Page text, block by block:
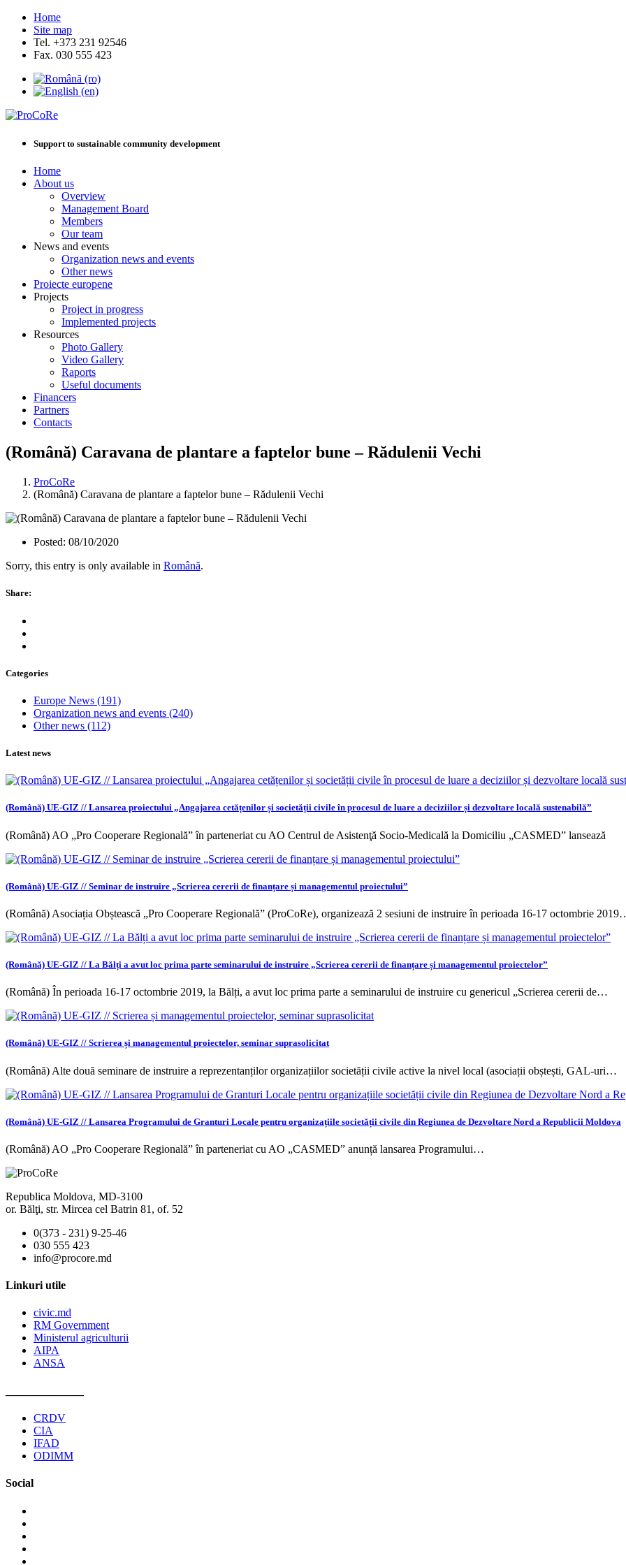
Home
Site map
Tel. +373 231 92546
Fax. 030 555 423
Support to sustainable community development
Home
About us
Overview
Management Board
Members
Our team
News and events
Organization news and events
Other news
Proiecte europene
Projects
Project in progress
Implemented projects
Resources
Photo Gallery
Video Gallery
Raports
Useful documents
Financers
Partners
Contacts
(Română) Caravana de plantare a faptelor bune – Rădulenii Vechi
ProCoRe
(Română) Caravana de plantare a faptelor bune – Rădulenii Vechi
Posted: 08/10/2020
Sorry, this entry is only available in Română.
Share:
Categories
Europe News (191)
Organization news and events (240)
Other news (112)
Latest news
(Română) UE-GIZ // Lansarea proiectului „Angajarea cetățenilor și societății civile în procesul de luare a deciziilor și dezvoltare locală sustenabilă”
(Română) AO „Pro Cooperare Regională” în parteneriat cu AO Centrul de Asistenţă Socio-Medicală la Domiciliu „CASMED” lansează
(Română) UE-GIZ // Seminar de instruire „Scrierea cererii de finanțare și managementul proiectului”
(Română) Asociația Obștească „Pro Cooperare Regională” (ProCoRe), organizează 2 sesiuni de instruire în perioada 16-17 octombrie
(Română) UE-GIZ // La Bălți a avut loc prima parte seminarului de instruire „Scrierea cererii de finanțare și managementul proiectelor”
(Română) În perioada 16-17 octombrie 2019, la Bălți, a avut loc prima parte a seminarului de instruire cu genericul „Scrierea cererii de…
(Română) UE-GIZ // Scrierea și managementul proiectelor, seminar suprasolicitat
(Română) Alte două seminare de instruire a reprezentanților organizațiilor societății civile active la nivel local (asociații obștești, GAL-uri…
(Română) UE-GIZ // Lansarea Programului de Granturi Locale pentru organizațiile societății civile din Regiunea de Dezvoltare Nord a Republicii Moldova
(Română) AO „Pro Cooperare Regională” în parteneriat cu AO „CASMED” anunță lansarea Programului…
Republica Moldova, MD-3100
or. Bălţi, str. Mircea cel Batrin 81, of. 52
0(373 - 231) 9-25-46
030 555 423
info@procore.md
Linkuri utile
civic.md
RM Government
Ministerul agriculturii
AIPA
ANSA
CRDV
CIA
IFAD
ODIMM
Social